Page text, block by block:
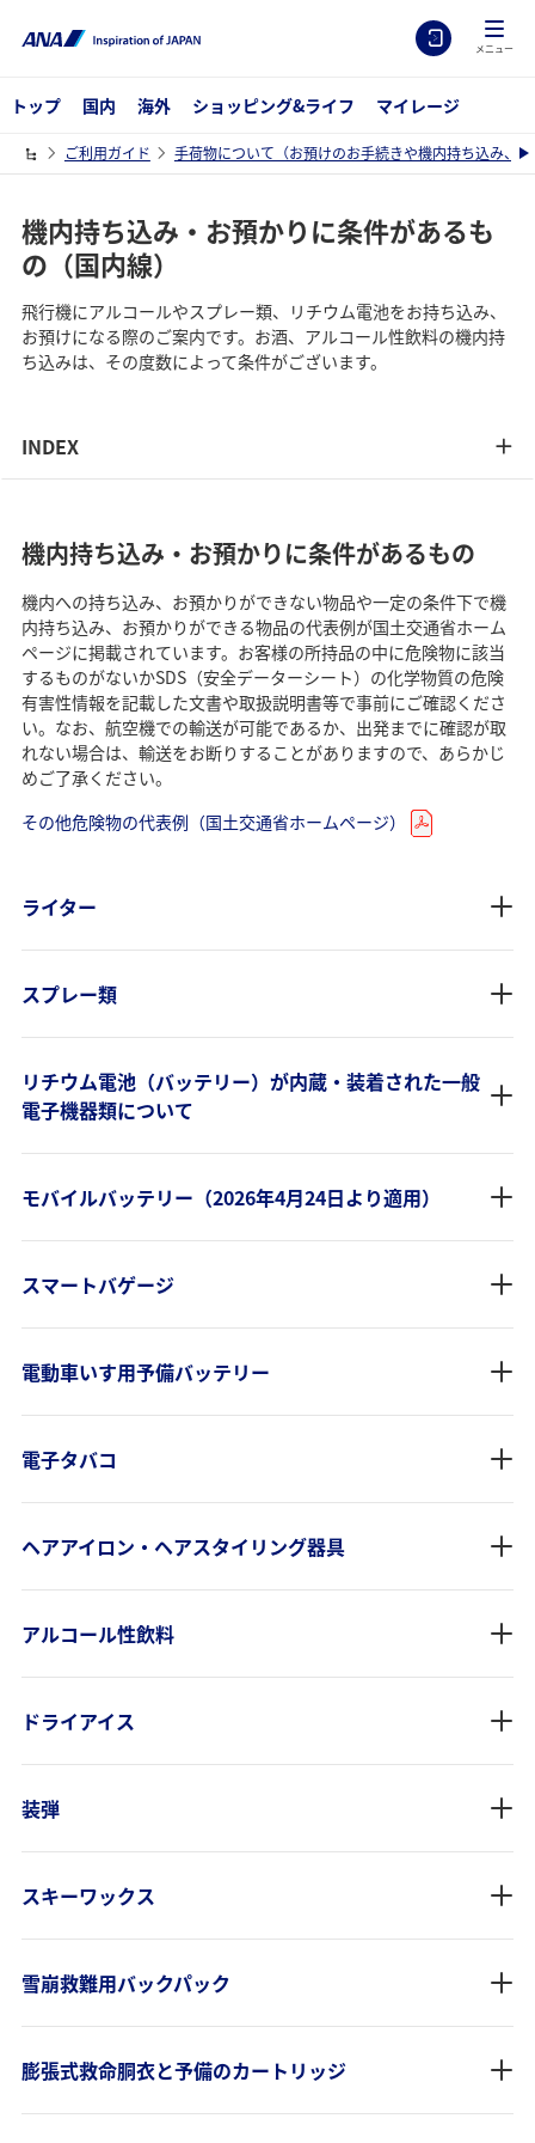
メニュー
トップ 国内 海外 ショッピング&ライフ マイレージ
ご利用ガイド 手荷物について（お預けのお手続きや機内持ち込み、
機内持ち込み・お預かりに条件があるも
の（国内線）
飛行機にアルコールやスプレー類、リチウム電池をお持ち込み、
お預けになる際のご案内です。お酒、アルコール性飲料の機内持
ち込みは、その度数によって条件がございます。
INDEX
機内持ち込み・お預かりに条件があるもの
機内への持ち込み、お預かりができない物品や一定の条件下で機
内持ち込み、お預かりができる物品の代表例が国土交通省ホーム
ページに掲載されています。お客様の所持品の中に危険物に該当
するものがないかSDS（安全データーシート）の化学物質の危険
有害性情報を記載した文書や取扱説明書等で事前にご確認くださ
い。なお、航空機での輸送が可能であるか、出発までに確認が取
れない場合は、輸送をお断りすることがありますので、あらかじ
めご了承ください。
その他危険物の代表例（国土交通省ホームページ）
ライター
スプレー類
リチウム電池（バッテリー）が内蔵・装着された一般
電子機器類について
モバイルバッテリー（2026年4月24日より適用）
スマートバゲージ
電動車いす用予備バッテリー
電子タバコ
ヘアアイロン・ヘアスタイリング器具
アルコール性飲料
ドライアイス
装弾
スキーワックス
雪崩救難用バックパック
膨張式救命胴衣と予備のカートリッジ